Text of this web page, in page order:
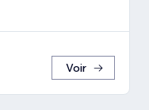
Voir